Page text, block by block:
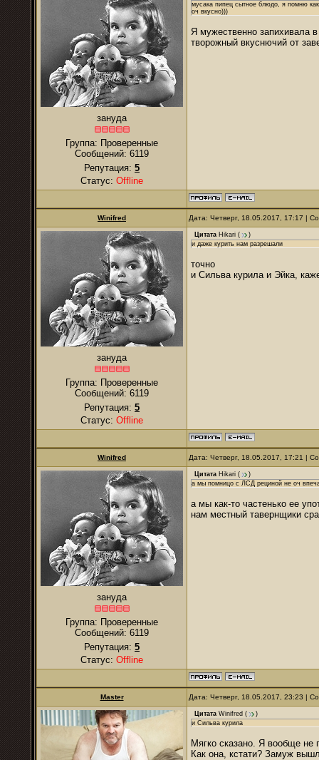
зануда
Группа: Проверенные
Сообщений: 6119
Репутация: 5
Статус: Offline
мусака пипец сытное блюдо, я помню
оч вкусно)))
Я мужественно запихивала
творожный вкуснючий от
Winifred Дата: Четверг, 18.05.2017, 17:17 |
зануда
Группа: Проверенные
Сообщений: 6119
Репутация: 5
Статус: Offline
Цитата Hikari (
)
и даже курить нам разрешали
точно
и Сильва курила и Эйка,
Winifred Дата: Четверг, 18.05.2017, 17:21 |
зануда
Группа: Проверенные
Сообщений: 6119
Репутация: 5
Статус: Offline
Цитата Hikari (
)
а мы помницо с ЛСД рециной не оч
а мы как-то частенько ее
нам местный тавернщики
Master Дата: Четверг, 18.05.2017, 23:23 |
Цитата Winifred (
)
и Сильва курила
Мягко сказано. Я вообще
Как она, кстати? Замуж